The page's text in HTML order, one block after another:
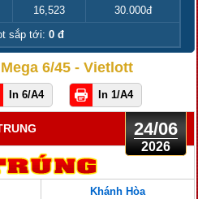
16,523
30.000đ
sắp tới: 0 đ
6/45 - Vietlott
In 6/A4 In 1/A4
24/06
2026
Khánh Hòa